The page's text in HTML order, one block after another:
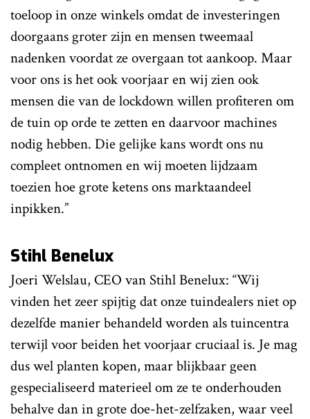
toeloop in onze winkels omdat de investeringen
doorgaans groter zijn en mensen tweemaal
nadenken voordat ze overgaan tot aankoop. Maar
voor ons is het ook voorjaar en wij zien ook
mensen die van de lockdown willen profiteren om
de tuin op orde te zetten en daarvoor machines
nodig hebben. Die gelijke kans wordt ons nu
compleet ontnomen en wij moeten lijdzaam
toezien hoe grote ketens ons marktaandeel
inpikken.”
Stihl Benelux
Joeri Welslau, CEO van Stihl Benelux: “Wij
vinden het zeer spijtig dat onze tuindealers niet op
dezelfde manier behandeld worden als tuincentra
terwijl voor beiden het voorjaar cruciaal is. Je mag
dus wel planten kopen, maar blijkbaar geen
gespecialiseerd materieel om ze te onderhouden
behalve dan in grote doe-het-zelfzaken, waar veel